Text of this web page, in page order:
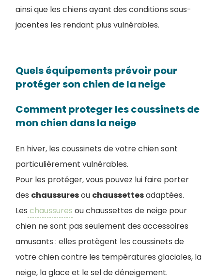
ainsi que les chiens ayant des conditions sous-
jacentes les rendant plus vulnérables.
Quels équipements prévoir pour
protéger son chien de la neige
Comment proteger les coussinets de
mon chien dans la neige
En hiver, les coussinets de votre chien sont
particulièrement vulnérables.
Pour les protéger, vous pouvez lui faire porter
des chaussuresou chaussettesadaptées.
Les chaussures ou chaussettes de neige pour
chien ne sont pas seulement des accessoires
amusants : elles protègent les coussinets de
votre chien contre les températures glaciales, la
neige, la glace et le sel de déneigement.